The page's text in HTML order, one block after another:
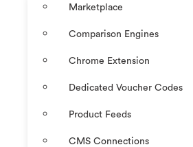
Marketplace
Comparison Engines
Chrome Extension
Dedicated Voucher Codes
Product Feeds
CMS Connections